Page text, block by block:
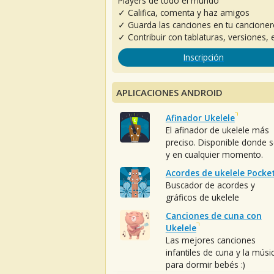
✓ Califica, comenta y haz amigos
✓ Guarda las canciones en tu
✓ Contribuir con tablaturas, versiones,
Inscripción
APLICACIONES ANDROID
Afinador Ukelele
El afinador de ukelele más
preciso. Disponible donde
y en cualquier momento.
Acordes de ukelele
Buscador de acordes y
gráficos de ukelele
Canciones de cuna con
Ukelele
Las mejores canciones
infantiles de cuna y la
para dormir bebés :)